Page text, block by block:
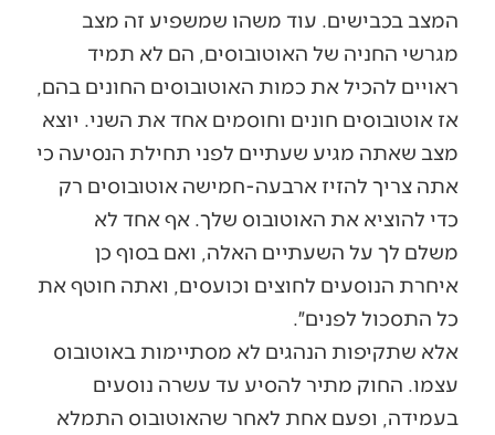
המצב בכבישים. עוד משהו שמשפיע זה מצב
מגרשי החניה של האוטובוסים, הם לא תמיד
ראויים להכיל את כמות האוטובוסים החונים בהם,
אז אוטובוסים חונים וחוסמים אחד את השני. יוצא
מצב שאתה מגיע שעתיים לפני תחילת הנסיעה כי
אתה צריך להזיז ארבעה-חמישה אוטובוסים רק
כדי להוציא את האוטובוס שלך. אף אחד לא
משלם לך על השעתיים האלה, ואם בסוף כן
איחרת הנוסעים לחוצים וכועסים, ואתה חוטף את
כל התסכול לפנים״.
אלא שתקיפות הנהגים לא מסתיימות באוטובוס
עצמו. החוק מתיר להסיע עד עשרה נוסעים
בעמידה, ופעם אחת לאחר שהאוטובוס התמלא